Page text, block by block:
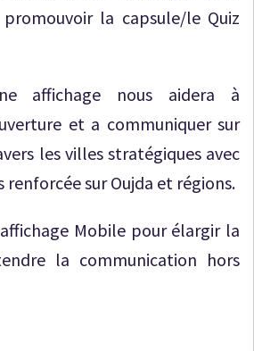
la capsule/le Quiz
affichage nous aidera à
et a communiquer sur
les villes stratégiques avec
renforcée sur Oujda et régions.
Mobile pour élargir la
la communication hors